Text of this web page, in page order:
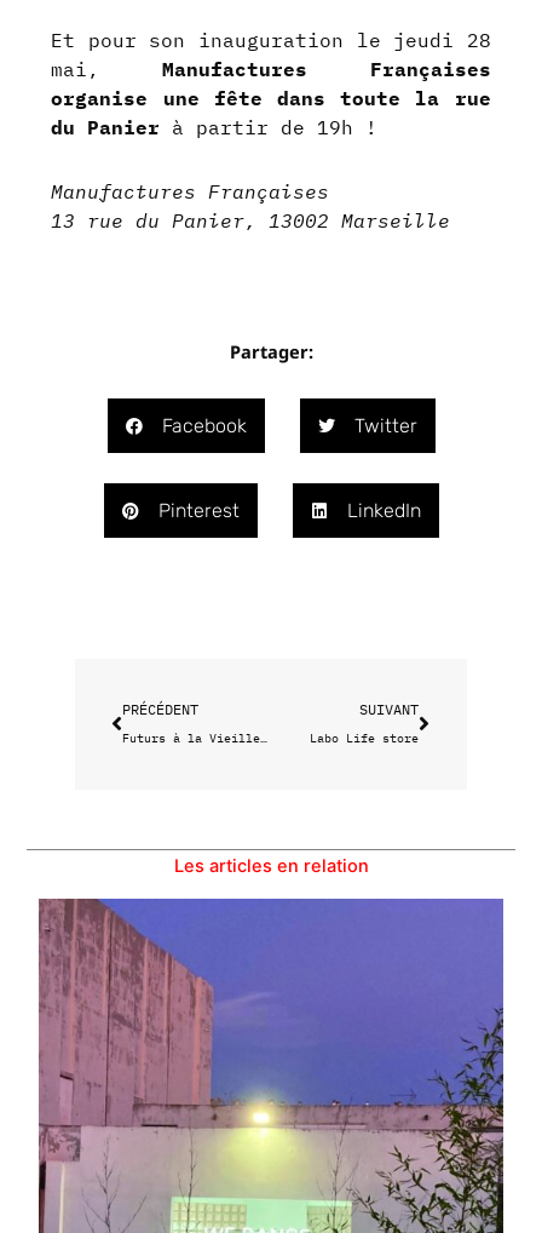
Et pour son inauguration le jeudi 28
mai, Manufactures Françaises
organise une fête dans toute la rue
du Panier à partir de 19h !
Manufactures Françaises
13 rue du Panier, 13002 Marseille
Partager:
Facebook Twitter
Pinterest LinkedIn
PRÉCÉDENT
Futurs à la Vieille Charité
SUIVANT
Labo Life store
Les articles en relation